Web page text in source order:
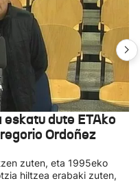
dute ETAko
Ordoñez
zuten, eta 1995eko
hiltzea erabaki zuten,